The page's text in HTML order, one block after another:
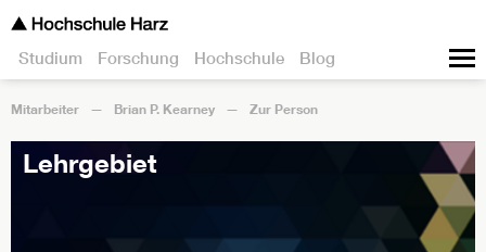
Studium Forschung Hochschule Blog
Mitarbeiter Brian P. Kearney Zur Person
Lehrgebiet